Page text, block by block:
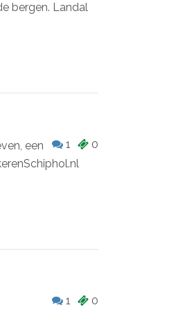
bergen. Landal
0
1
een
0
1